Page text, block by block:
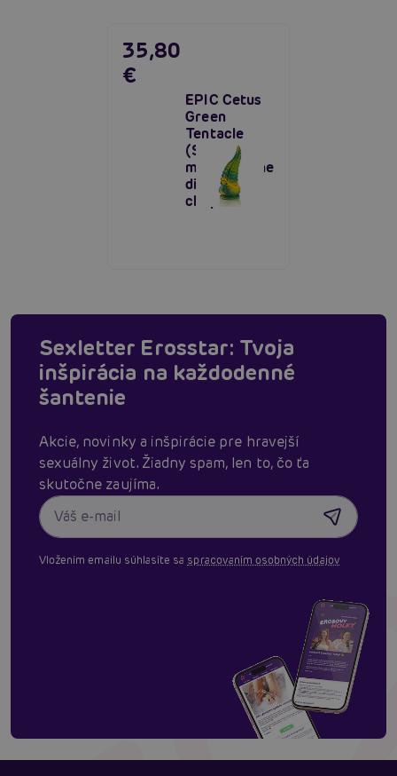
EPIC Cetus
Green
Tentacle
(Small),
monštruózne
dildo
chápadlo
35,80
€
Sexletter Erosstar: Tvoja
inšpirácia na každodenné
šantenie
Akcie, novinky a inšpirácie pre hravejší
sexuálny život. Žiadny spam, len to, čo ťa
skutočne zaujíma.
Vložením emailu súhlasíte sa spracovaním osobných údajov